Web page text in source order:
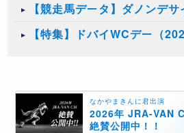
【競走馬データ】ダノンデサ
【特集】ドバイWCデー（
なかやまきんに君出演
2026年 JRA-VAN
絶賛公開中！！